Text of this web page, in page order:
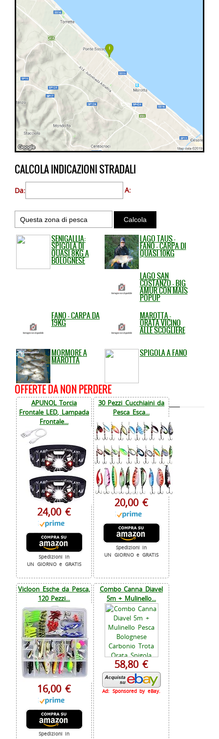
CALCOLA INDICAZIONI STRADALI
Da: A:
SENIGALLIA:
SPIGOLA DI
QUASI 8KG A
BOLOGNESE
LAGO TAUS -
FANO - CARPA DI
QUASI 10KG
LAGO SAN
COSTANZO - BIG
AMUR CON MAIS
POPUP
FANO - CARPA DA
19KG
MAROTTA -
ORATA VICINO
ALLE SCOGLIERE
MORMORE A
MAROTTA
SPIGOLA A FANO
OFFERTE DA NON PERDERE
APUNOL Torcia
Frontale LED, Lampada
Frontale...
24,00 €
Spedizioni in
UN GIORNO e GRATIS
30 Pezzi Cucchiaini da
Pesca Esca...
20,00 €
Spedizioni in
UN GIORNO e GRATIS
Vicloon Esche da Pesca,
120 Pezzi...
16,00 €
Spedizioni in
Combo Canna Diavel
5m + Mulinello...
58,80 €
Ad: Sponsored by eBay.